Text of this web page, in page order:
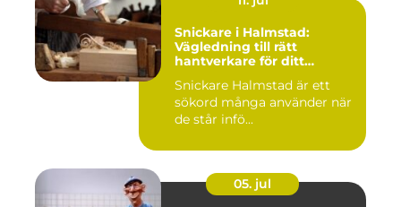
Snickare i Halmstad:
Vägledning till rätt
hantverkare för ditt
Snickare Halmstad är ett
sökord många använder när
de står infö...
05. jul